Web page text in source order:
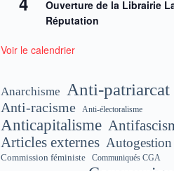
Ouverture de la Librairie
Réputation
Voir le calendrier
Anarchisme Anti-patriarcat
Anti-racisme Anti-électoralisme
Anticapitalisme
Articles externes Autogestion
Commission féministe Communiqués CGA